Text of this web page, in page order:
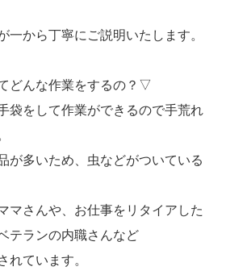
一から丁寧にご説明いたします。
どんな作業をするの？▽
袋をして作業ができるので手荒れ
が多いため、虫などがついている
マさんや、お仕事をリタイアした
テランの内職さんなど
ています。